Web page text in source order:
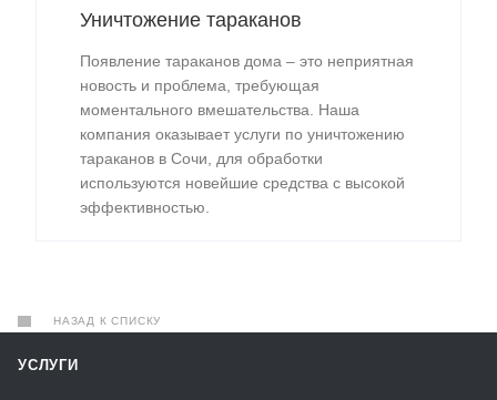
Уничтожение тараканов
Появление тараканов дома – это неприятная
новость и проблема, требующая
моментального вмешательства. Наша
компания оказывает услуги по уничтожению
тараканов в Сочи, для обработки
используются новейшие средства с высокой
эффективностью.
НАЗАД К СПИСКУ
УСЛУГИ